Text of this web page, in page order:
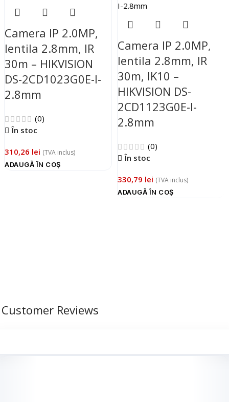
Camera IP 2.0MP,
lentila 2.8mm, IR
30m – HIKVISION
DS-2CD1023G0E-I-
2.8mm
(0)
În stoc
310,26 lei (TVA inclus)
ADAUGĂ ÎN COȘ
Camera IP 2.0MP,
lentila 2.8mm, IR
30m, IK10 –
HIKVISION DS-
2CD1123G0E-I-
2.8mm
(0)
În stoc
330,79 lei (TVA inclus)
ADAUGĂ ÎN COȘ
Customer Reviews